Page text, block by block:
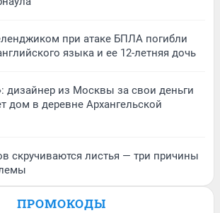
при атаке БПЛА погибли
языка и ее 12-летняя дочь
дизайнер из Москвы за свои деньги
дом в деревне Архангельской
скручиваются листья — три причины
ПРОМОКОДЫ